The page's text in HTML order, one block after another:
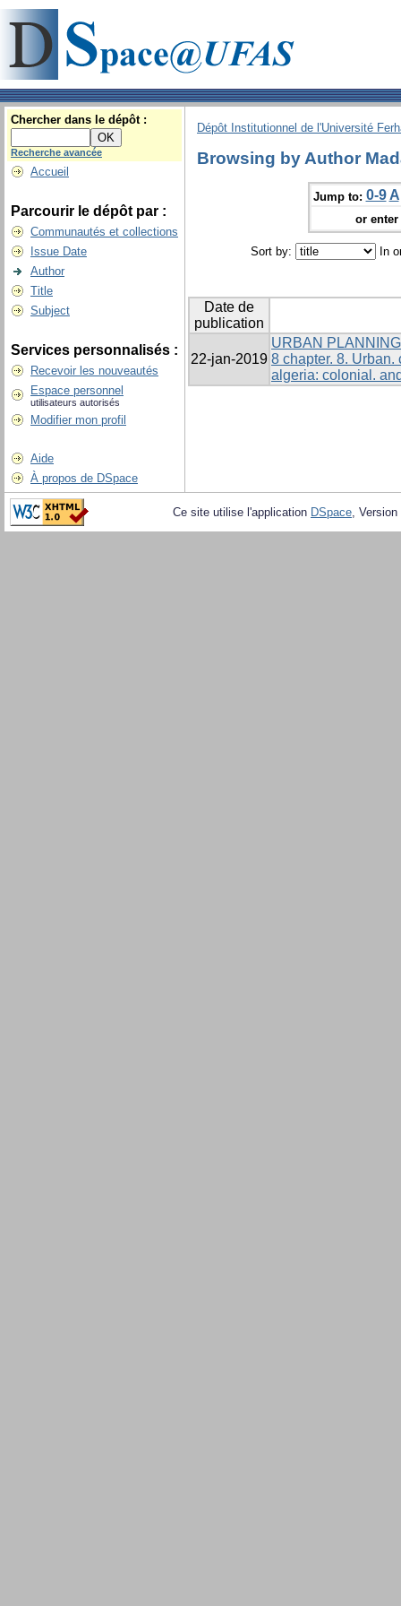
Chercher dans le dépôt :
Recherche avancée
Accueil
Parcourir le dépôt par :
Communautés et collections
Issue Date
Author
Title
Subject
Services personnalisés :
Recevoir les nouveautés
Espace personnel
utilisateurs autorisés
Modifier mon profil
Aide
À propos de DSpace
Dépôt Institutionnel de l'Université
Browsing by Author
Jump to: 0-9 A
or
Sort by: In
Date de
publication
22-jan-2019
URBAN
8 chapter. 8. Urban.
algeria: colonial.
Ce site utilise l'application DSpace,